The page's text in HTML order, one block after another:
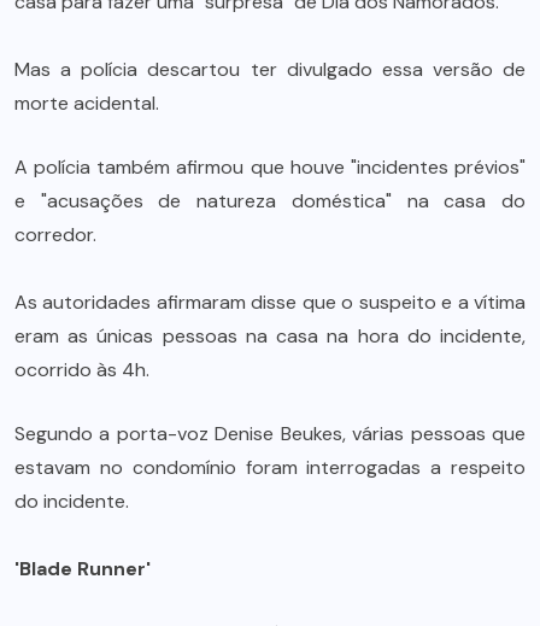
Mas a polícia descartou ter divulgado essa versão de
morte acidental.
A polícia também afirmou que houve "incidentes prévios"
e "acusações de natureza doméstica" na casa do
corredor.
As autoridades afirmaram disse que o suspeito e a vítima
eram as únicas pessoas na casa na hora do incidente,
ocorrido às 4h.
Segundo a porta-voz Denise Beukes, várias pessoas que
estavam no condomínio foram interrogadas a respeito
do incidente.
'Blade Runner'